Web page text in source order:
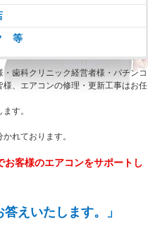
等
歯科クリニック経営者様・パチンコ
、エアコンの修理・更新工事はお任
す。
れております。
客様のエアコンをサポートし
えいたします。」